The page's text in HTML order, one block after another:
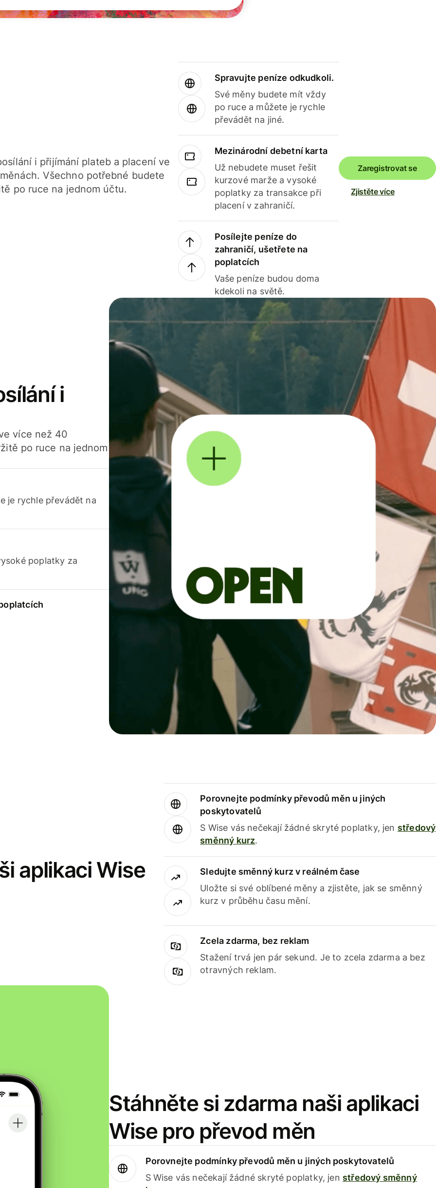
i přijímání plateb a placení ve
Všechno potřebné budete
po ruce na jednom účtu.
Spravujte peníze odkudkoli.
Své měny budete mít vždy
po ruce a můžete je rychle
převádět na jiné.
Mezinárodní debetní karta
Už nebudete muset řešit
kurzové marže a vysoké
poplatky za transakce při
placení v zahraničí.
Posílejte peníze do
zahraničí, ušetřete na
poplatcích
Vaše peníze budou doma
kdekoli na světě.
Zaregistrovat se
Zjistěte více
i
více než 40
po ruce na jednom
je rychle převádět na
poplatky za
aplikaci Wise
Porovnejte podmínky převodů měn u jiných
poskytovatelů
S Wise vás nečekají žádné skryté poplatky, jen středový
směnný kurz.
Sledujte směnný kurz v reálném čase
Uložte si své oblíbené měny a zjistěte, jak se směnný
kurz v průběhu času mění.
Zcela zdarma, bez reklam
Stažení trvá jen pár sekund. Je to zcela zdarma a bez
otravných reklam.
Stáhněte si zdarma naši aplikaci
Wise pro převod měn
Porovnejte podmínky převodů měn u jiných poskytovatelů
S Wise vás nečekají žádné skryté poplatky, jen středový směnný